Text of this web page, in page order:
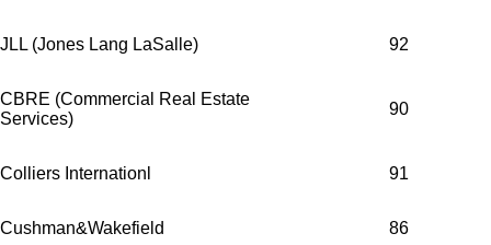
JLL (Jones Lang LaSalle) 92
CBRE (Commercial Real Estate
Services)
90
Colliers Internationl 91
Cushman&Wakefield 86